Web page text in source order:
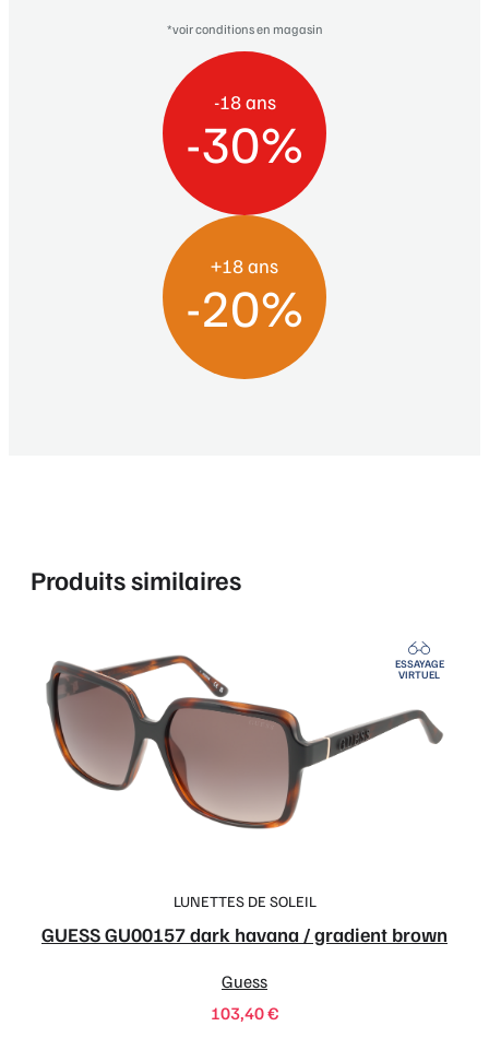
*voir conditions en magasin
-18 ans
-30%
+18 ans
-20%
Produits similaires
LUNETTES DE SOLEIL
GUESS GU00157 dark havana / gradient brown
Guess
103,40€
ESSAYAGE
VIRTUEL